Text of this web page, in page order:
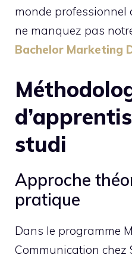
monde
ne manquez pas
Bachelor Marketing
studi
Approche
pratique
Dans le programme
Communication chez